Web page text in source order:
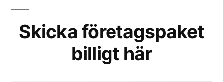
Skicka företagspaket
billigt här